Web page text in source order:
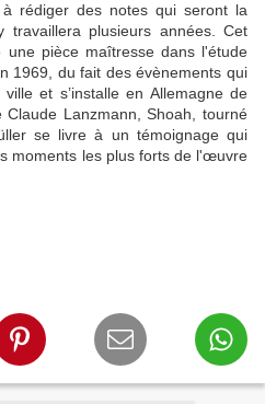
rédiger des notes qui seront la
plusieurs années. Cet
pièce maîtresse dans l'étude
1969, du fait des évènements qui
et s’installe en Allemagne de
Lanzmann, Shoah, tourné
se livre à un témoignage qui
moments les plus forts de l'œuvre